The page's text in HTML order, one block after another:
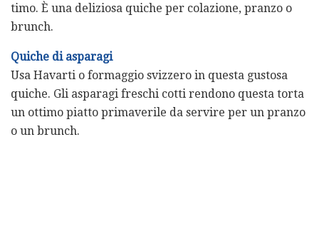
timo. È una deliziosa quiche per colazione, pranzo o
brunch.
Quiche di asparagi
Usa Havarti o formaggio svizzero in questa gustosa
quiche. Gli asparagi freschi cotti rendono questa torta
un ottimo piatto primaverile da servire per un pranzo
o un brunch.